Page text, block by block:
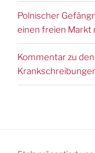
Polnischer
einen freien Markt
Kommentar zu